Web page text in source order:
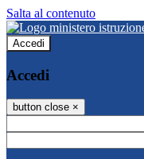
Salta al contenuto
Accedi
Accedi
button close ×